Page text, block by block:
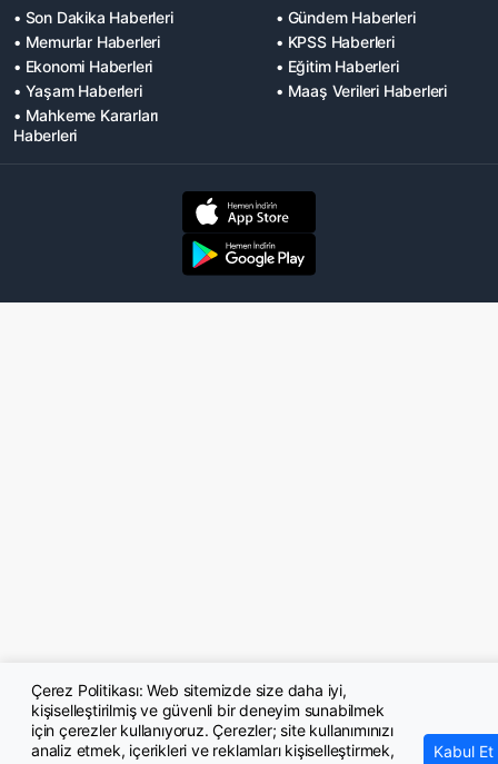
• Son Dakika Haberleri
• Gündem Haberleri
• Memurlar Haberleri
• KPSS Haberleri
• Ekonomi Haberleri
• Eğitim Haberleri
• Yaşam Haberleri
• Maaş Verileri Haberleri
• Mahkeme Kararları
Haberleri
Çerez Politikası: Web sitemizde size daha iyi,
kişiselleştirilmiş ve güvenli bir deneyim sunabilmek
için çerezler kullanıyoruz. Çerezler; site kullanımınızı
analiz etmek, içerikleri ve reklamları kişiselleştirmek,
Kabul Et